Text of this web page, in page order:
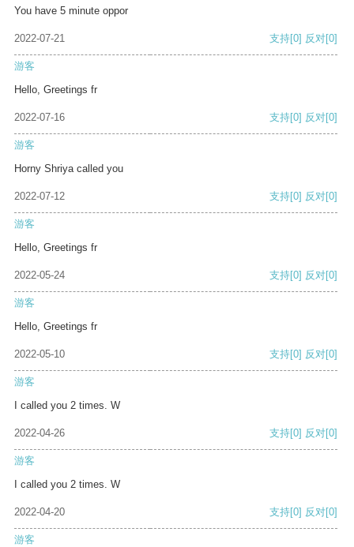
You have 5 minute oppor
2022-07-21 支持[0] 反对[0]
游客
Hello, Greetings fr
2022-07-16 支持[0] 反对[0]
游客
Horny Shriya called you
2022-07-12 支持[0] 反对[0]
游客
Hello, Greetings fr
2022-05-24 支持[0] 反对[0]
游客
Hello, Greetings fr
2022-05-10 支持[0] 反对[0]
游客
I called you 2 times. W
2022-04-26 支持[0] 反对[0]
游客
I called you 2 times. W
2022-04-20 支持[0] 反对[0]
游客